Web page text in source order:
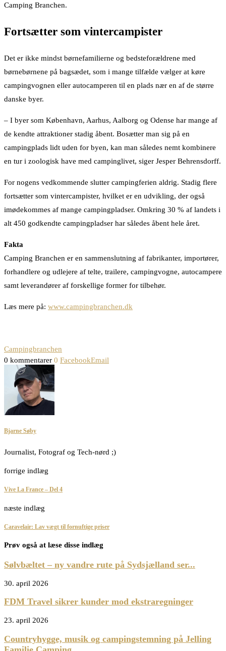
Camping Branchen.
Fortsætter som vintercampister
Det er ikke mindst børnefamilierne og bedsteforældrene med
børnebørnene på bagsædet, som i mange tilfælde vælger at køre
campingvognen eller autocamperen til en plads nær en af de større
danske byer.
– I byer som København, Aarhus, Aalborg og Odense har mange af
de kendte attraktioner stadig åbent. Bosætter man sig på en
campingplads lidt uden for byen, kan man således nemt kombinere
en tur i zoologisk have med campinglivet, siger Jesper Behrensdorff.
For nogens vedkommende slutter campingferien aldrig. Stadig flere
fortsætter som vintercampister, hvilket er en udvikling, der også
imødekommes af mange campingpladser. Omkring 30 % af landets i
alt 450 godkendte campingpladser har således åbent hele året.
Fakta
Camping Branchen er en sammenslutning af fabrikanter, importører,
forhandlere og udlejere af telte, trailere, campingvogne, autocampere
samt leverandører af forskellige former for tilbehør.
Læs mere på: www.campingbranchen.dk
Campingbranchen
0 kommentarer 0 FacebookEmail
Bjarne Søby
Journalist, Fotograf og Tech-nørd ;)
forrige indlæg
Vive La France – Del 4
næste indlæg
Caravelair: Lav vægt til fornuftige priser
Prøv også at læse disse indlæg
Sølvbæltet – ny vandre rute på Sydsjælland ser...
30. april 2026
FDM Travel sikrer kunder mod ekstraregninger
23. april 2026
Countryhygge, musik og campingstemning på Jelling